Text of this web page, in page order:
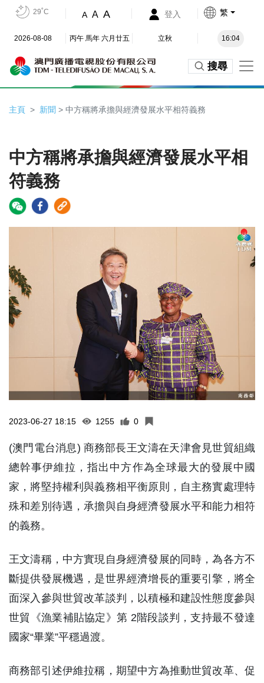
29˚C A A A 登入 繁
2026-08-08 丙午 馬年 六月廿五 立秋 16:04
搜尋
主頁 新聞 > 中方稱將承擔與經濟發展水平相符義務
中方稱將承擔與經濟發展水平相
符義務
2023-06-27 18:15 1255 0
(澳門電台消息) 商務部長王文濤在天津會見世貿組織
總幹事伊維拉，指出中方作為全球最大的發展中國
家，將堅持權利與義務相平衡原則，自主務實處理特
殊和差別待遇，承擔與自身經濟發展水平和能力相符
的義務。
王文濤稱，中方實現自身經濟發展的同時，為各方不
斷提供發展機遇，是世界經濟增長的重要引擎，將全
面深入參與世貿改革談判，以積極和建設性態度參與
世貿《漁業補貼協定》第 2階段談判，支持最不發達
國家“畢業”平穩過渡。
商務部引述伊維拉稱，期望中方為推動世貿改革、促